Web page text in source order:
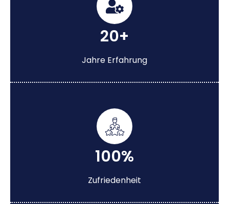
20+
Jahre Erfahrung
100%
Zufriedenheit